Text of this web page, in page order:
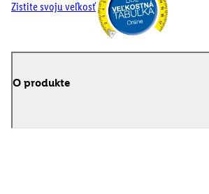
Zistite svoju veľkosť
O produkte